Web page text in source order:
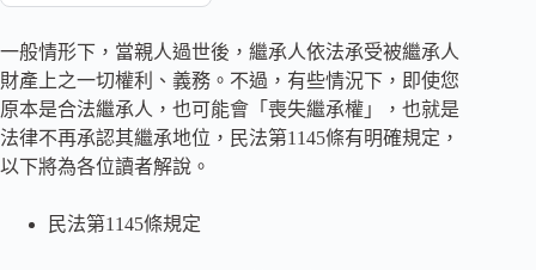
一般情形下，當親人過世後，繼承人依法承受被繼承人
財產上之一切權利、義務。不過，有些情況下，即使您
原本是合法繼承人，也可能會「喪失繼承權」，也就是
法律不再承認其繼承地位，民法第1145條有明確規定，
以下將為各位讀者解說。
民法第1145條規定